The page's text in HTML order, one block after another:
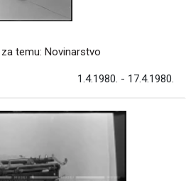
za temu: Novinarstvo
1.4.1980. - 17.4.1980.